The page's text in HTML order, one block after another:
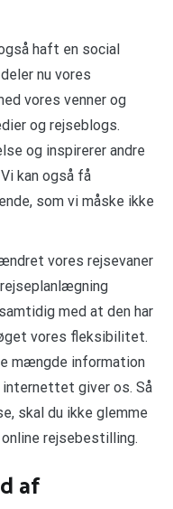
haft en social
nu vores
vores venner og
og rejseblogs.
og inspirerer andre
kan også få
som vi måske ikke
vores rejsevaner
med at den har
vores fleksibilitet.
mængde information
giver os. Så
skal du ikke glemme
rejsebestilling.
af